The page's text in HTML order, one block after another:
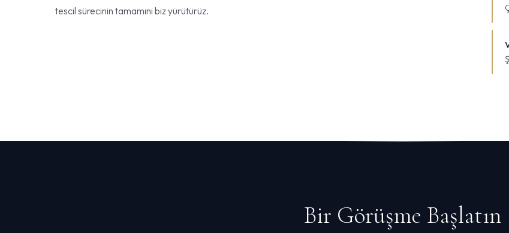
tescil sürecinin tamamını biz yürütürüz.
Bir Görüşme Başlatın